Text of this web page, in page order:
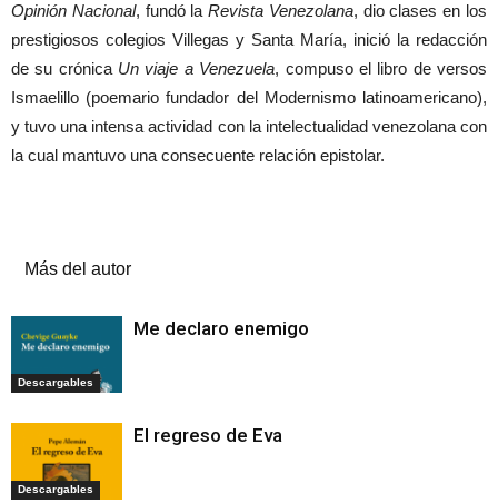
Opinión Nacional, fundó laRevista Venezolana, dio clases en los
prestigiosos colegios Villegas y Santa María, inició la redacción
de su crónica Un viaje a Venezuela, compuso el libro de versos
Ismaelillo (poemario fundador del Modernismo latinoamericano),
y tuvo una intensa actividad con la intelectualidad venezolana con
la cual mantuvo una consecuente relación epistolar.
Más del autor
Descargables
Me declaro enemigo
Descargables
El regreso de Eva